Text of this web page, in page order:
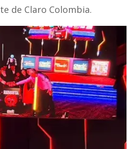
de Claro Colombia.